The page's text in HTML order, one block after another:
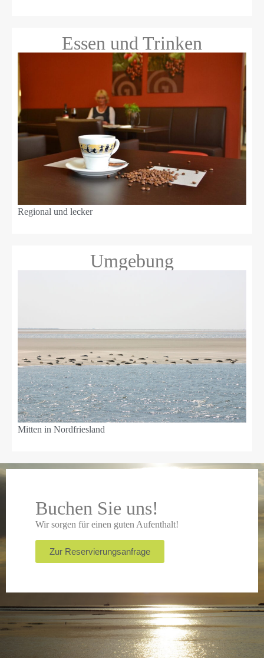
Essen und Trinken
Regional und lecker
Umgebung
Mitten in Nordfriesland
Buchen Sie uns!
Wir sorgen für einen guten Aufenthalt!
Zur Reservierungsanfrage